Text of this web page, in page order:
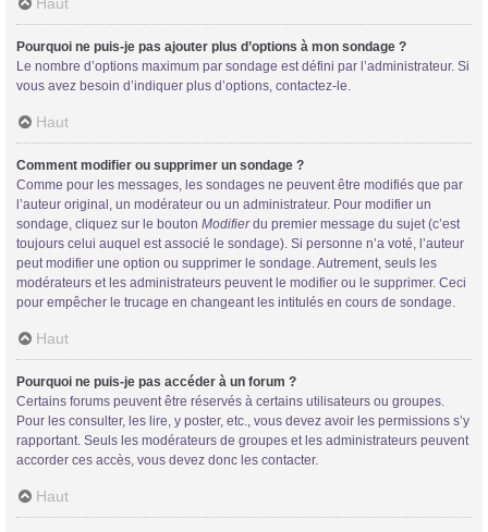
Pourquoi ne puis-je pas ajouter plus d’options à mon sondage ?
Le nombre d’options maximum par sondage est défini par l’administrateur. Si
vous avez besoin d’indiquer plus d’options, contactez-le.
Haut
Comment modifier ou supprimer un sondage ?
Comme pour les messages, les sondages ne peuvent être modifiés que par
l’auteur original, un modérateur ou un administrateur. Pour modifier un
sondage, cliquez sur le bouton Modifierdu premier message du sujet (c’est
toujours celui auquel est associé le sondage). Si personne n’a voté, l’auteur
peut modifier une option ou supprimer le sondage. Autrement, seuls les
modérateurs et les administrateurs peuvent le modifier ou le supprimer. Ceci
pour empêcher le trucage en changeant les intitulés en cours de sondage.
Haut
Pourquoi ne puis-je pas accéder à un forum ?
Certains forums peuvent être réservés à certains utilisateurs ou groupes.
Pour les consulter, les lire, y poster, etc., vous devez avoir les permissions s’y
rapportant. Seuls les modérateurs de groupes et les administrateurs peuvent
accorder ces accès, vous devez donc les contacter.
Haut